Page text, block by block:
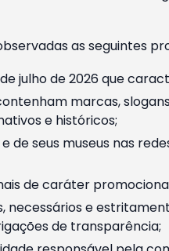
as seguintes
julho de 2026 que
marcas,
e históricos;
seus museus nas
de caráter
e
de transparência;